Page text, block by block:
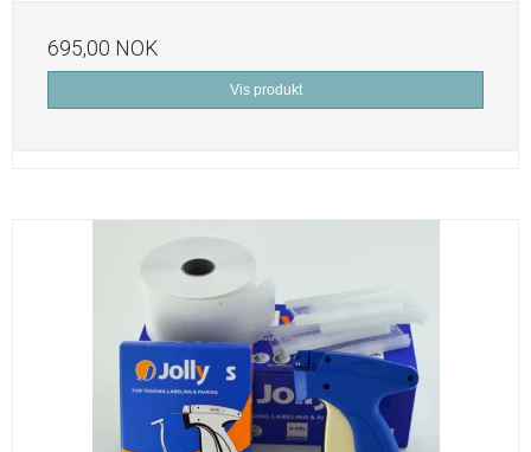
695,00 NOK
Vis produkt